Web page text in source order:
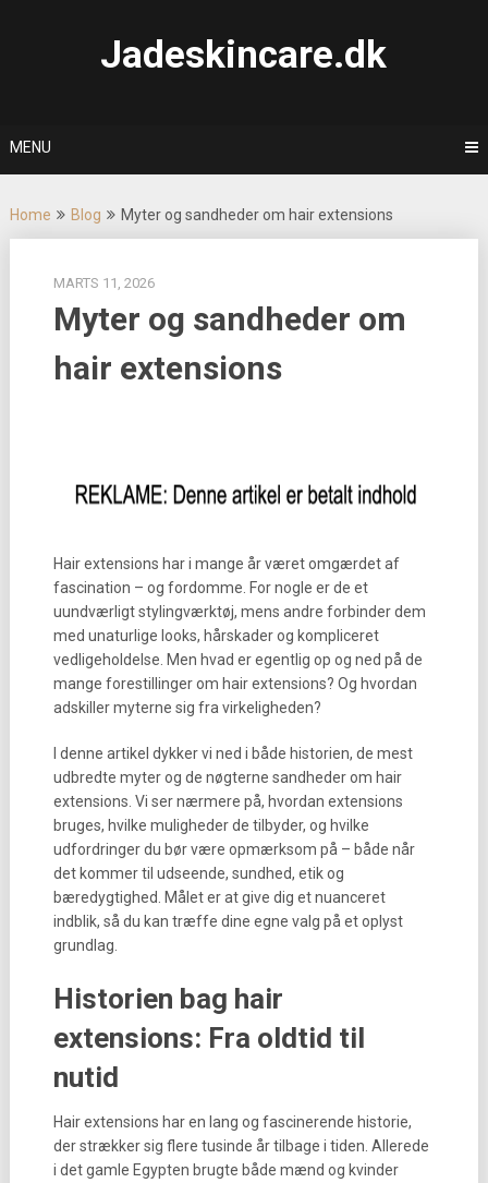
Jadeskincare.dk
MENU
Home Blog Myter og sandheder om hair extensions
MARTS 11, 2026
Myter og sandheder om
hair extensions
Hair extensions har i mange år været omgærdet af
fascination – og fordomme. For nogle er de et
uundværligt stylingværktøj, mens andre forbinder dem
med unaturlige looks, hårskader og kompliceret
vedligeholdelse. Men hvad er egentlig op og ned på de
mange forestillinger om hair extensions? Og hvordan
adskiller myterne sig fra virkeligheden?
I denne artikel dykker vi ned i både historien, de mest
udbredte myter og de nøgterne sandheder om hair
extensions. Vi ser nærmere på, hvordan extensions
bruges, hvilke muligheder de tilbyder, og hvilke
udfordringer du bør være opmærksom på – både når
det kommer til udseende, sundhed, etik og
bæredygtighed. Målet er at give dig et nuanceret
indblik, så du kan træffe dine egne valg på et oplyst
grundlag.
Historien bag hair
extensions: Fra oldtid til
nutid
Hair extensions har en lang og fascinerende historie,
der strækker sig flere tusinde år tilbage i tiden. Allerede
i det gamle Egypten brugte både mænd og kvinder